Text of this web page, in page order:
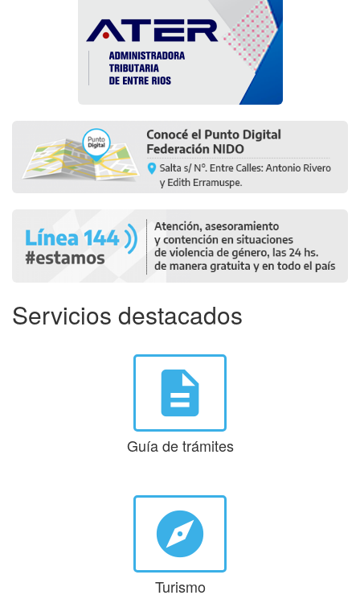
Servicios destacados
description
Guía de trámites
explore
Turismo